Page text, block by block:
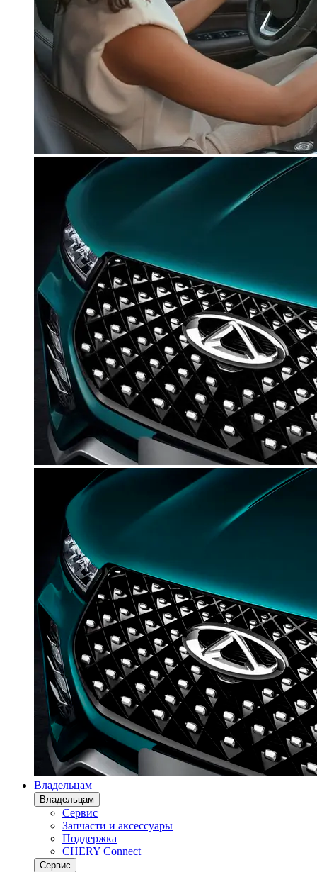
Владельцам
Владельцам
Сервис
Запчасти и аксессуары
Поддержка
CHERY Connect
Сервис